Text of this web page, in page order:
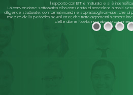
Il rapporto con BIT è maturato e si è
La convenzione sottoscritta ci ha consentito di accedere a molti
diligence strutturate, con formali incarichi e sopralluoghi on-site, che
mezzo della periodica newsletter, che tratta argomenti sempre
delle ultime Novità, normative o
Leggi di più